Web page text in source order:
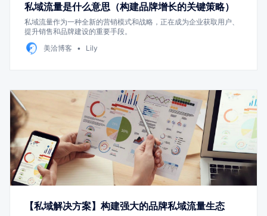
私域流量是什么意思（构建品牌增长的关键策略）
私域流量作为一种全新的营销模式和战略，正在成为企业获取用户、
提升销售和品牌建设的重要手段。
美洽博客
Lily
【私域解决方案】构建强大的品牌私域流量生态